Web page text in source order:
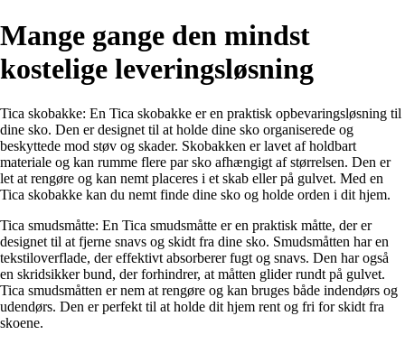
Mange gange den mindst
kostelige leveringsløsning
Tica skobakke: En Tica skobakke er en praktisk opbevaringsløsning til
dine sko. Den er designet til at holde dine sko organiserede og
beskyttede mod støv og skader. Skobakken er lavet af holdbart
materiale og kan rumme flere par sko afhængigt af størrelsen. Den er
let at rengøre og kan nemt placeres i et skab eller på gulvet. Med en
Tica skobakke kan du nemt finde dine sko og holde orden i dit hjem.
Tica smudsmåtte: En Tica smudsmåtte er en praktisk måtte, der er
designet til at fjerne snavs og skidt fra dine sko. Smudsmåtten har en
tekstiloverflade, der effektivt absorberer fugt og snavs. Den har også
en skridsikker bund, der forhindrer, at måtten glider rundt på gulvet.
Tica smudsmåtten er nem at rengøre og kan bruges både indendørs og
udendørs. Den er perfekt til at holde dit hjem rent og fri for skidt fra
skoene.